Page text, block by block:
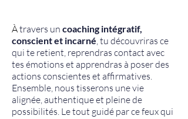
Àtravers un coaching intégratif,
conscient et incarné, tu découvriras ce
qui te retient, reprendras contact avec
tes émotions et apprendras à poser des
actions conscientes et affirmatives.
Ensemble, nous tisserons une vie
alignée, authentique et pleine de
possibilités. Le tout guidé par ce feux qui